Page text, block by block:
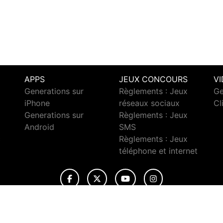
APPS
Generations sur
iPhone
Generations sur
Android
JEUX CONCOURS
Règlements : Jeux
réseaux sociaux
Règlements : Jeux
SMS
Règlements : Jeux
téléphone et internet